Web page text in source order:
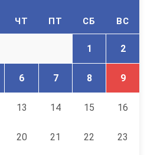
ЧТ ПТ СБ ВС
1 2
6 7 8 9
13 14 15 16
20 21 22 23